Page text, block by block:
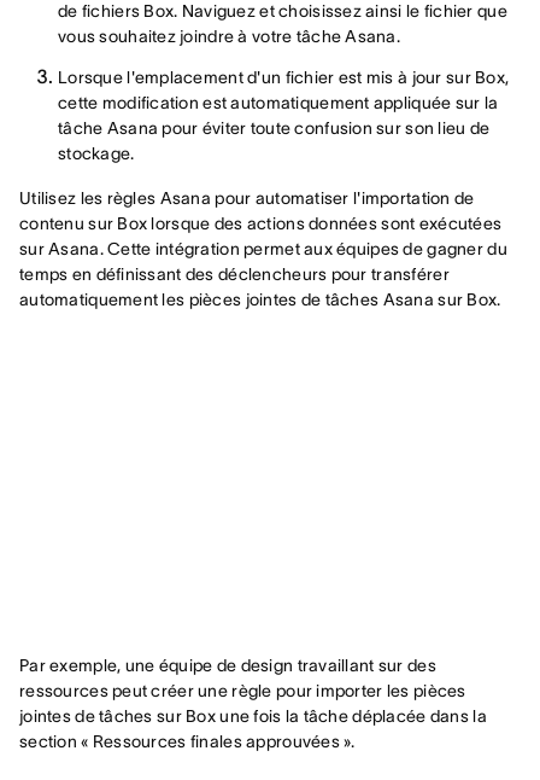
de fichiers Box. Naviguez et choisissez ainsi le fichier que
vous souhaitez joindre à votre tâche Asana.
Lorsque l'emplacement d'un fichier est mis à jour sur Box,
cette modification est automatiquement appliquée sur la
tâche Asana pour éviter toute confusion sur son lieu de
stockage.
Utilisez les règles Asana pour automatiser l'importation de
contenu sur Box lorsque des actions données sont exécutées
sur Asana. Cette intégration permet aux équipes de gagner du
temps en définissant des déclencheurs pour transférer
automatiquement les pièces jointes de tâches Asana sur Box.
Par exemple, une équipe de design travaillant sur des
ressources peut créer une règle pour importer les pièces
jointes de tâches sur Box une fois la tâche déplacée dans la
section « Ressources finales approuvées ».